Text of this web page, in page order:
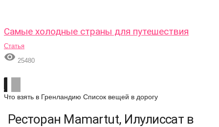
Самые холодные страны для путешествия
Статья
 25480
Что взять в Гренландию Список вещей в дорогу
Ресторан Mamartut, Илулиссат в